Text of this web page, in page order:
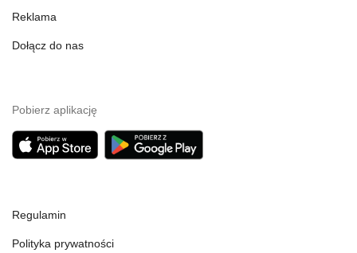
Reklama
Dołącz do nas
Pobierz aplikację
Regulamin
Polityka prywatności